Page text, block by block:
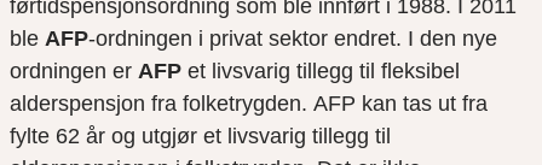
førtidspensjonsordning som ble innført i 1988. I 2011
ble AFP-ordningen i privat sektor endret. I den nye
ordningen er AFP et livsvarig tillegg til fleksibel
alderspensjon fra folketrygden. AFP kan tas ut fra
fylte 62 år og utgjør et livsvarig tillegg til